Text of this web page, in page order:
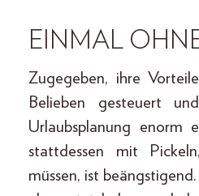
EINMAL
Zugegeben, ihre
Belieben gesteuert
Urlaubsplanung enorm
stattdessen mit
müssen, ist